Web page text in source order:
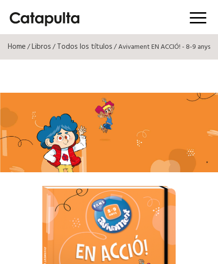
Menú
Home/Libros/Todos los títulos/ Avivament EN ACCIÓ! - 8-9 anys